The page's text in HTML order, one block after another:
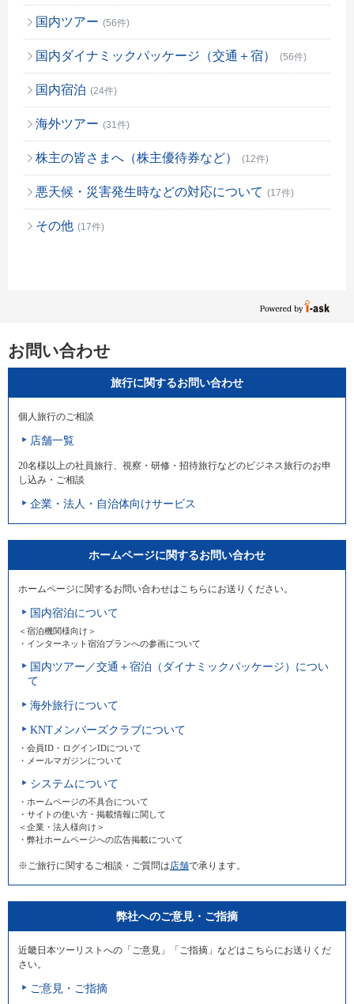
国内ツアー (56件)
国内ダイナミックパッケージ（交通＋宿） (56件)
国内宿泊 (24件)
海外ツアー (31件)
株主の皆さまへ（株主優待券など） (12件)
悪天候・災害発生時などの対応について (17件)
その他 (17件)
お問い合わせ
旅行に関するお問い合わせ
個人旅行のご相談
店舗一覧
20名様以上の社員旅行、視察・研修・招待旅行などのビジネス旅行のお申
し込み・ご相談
企業・法人・自治体向けサービス
ホームページに関するお問い合わせ
ホームページに関するお問い合わせはこちらにお送りください。
国内宿泊について
＜宿泊機関様向け＞
・インターネット宿泊プランへの参画について
国内ツアー／交通＋宿泊（ダイナミックパッケージ）につい
て
海外旅行について
KNTメンバーズクラブについて
・会員ID・ログインIDについて
・メールマガジンについて
システムについて
・ホームページの不具合について
・サイトの使い方・掲載情報に関して
＜企業・法人様向け＞
・弊社ホームページへの広告掲載について
※ご旅行に関するご相談・ご質問は 店舗で承ります。
弊社へのご意見・ご指摘
近畿日本ツーリストへの「ご意見」「ご指摘」などはこちらにお送りくだ
さい。
ご意見・ご指摘